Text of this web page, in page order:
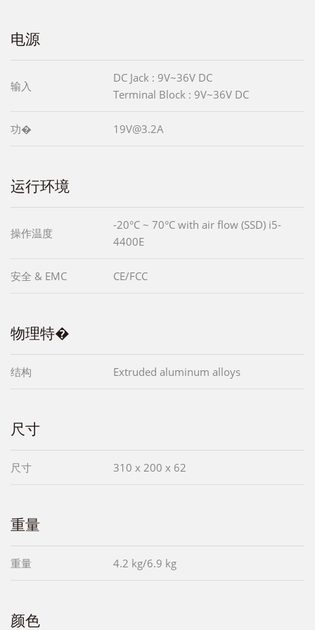
电源
输入
DC Jack : 9V~36V DC
Terminal Block : 9V~36V DC
功� 19V@3.2A
运行环境
操作温度
-20°C ~ 70°C with air flow (SSD) i5-
4400E
安全 & EMC CE/FCC
物理特�
结构 Extruded aluminum alloys
尺寸
尺寸 310 x 200 x 62
重量
重量 4.2 kg/6.9 kg
颜色